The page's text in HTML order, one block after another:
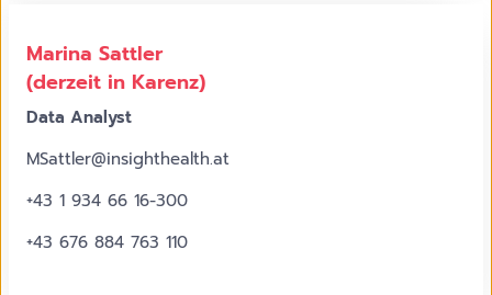
Marina Sattler
(derzeit in Karenz)
Data Analyst
MSattler@insighthealth.at
+43 1 934 66 16-300
+43 676 884 763 110